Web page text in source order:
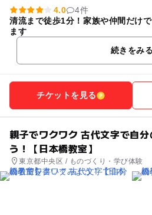
4.0
4件
清流まで徒歩1分！家族や仲間だけ
ます
続きをみる
チケットを見る
親子でワクワク 古代文字で自
う！【日本橋教室】
東京都中央区 / ものづくり・学び体験